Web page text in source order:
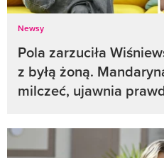
Newsy
Pola zarzuciła
z byłą żoną.
milczeć, ujawnia